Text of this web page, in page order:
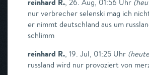
reinhard R., 26. Aug, 01:56 Uhr (
nur verbrecher selenski mag ich
er nimmt deutschland aus um
schlimm
reinhard R., 19. Jul, 01:25 Uhr (
russland wird nur provoziert von